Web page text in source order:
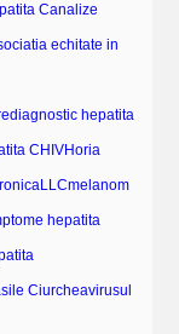
Canalize
echitate in
diagnostic hepatita
C HIVHoria
LLCmelanom
hepatita
Ciurcheavirusul